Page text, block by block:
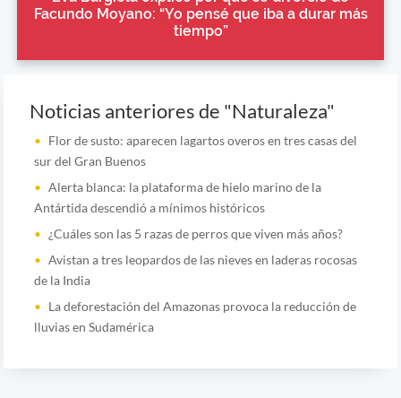
Facundo Moyano: “Yo pensé que iba a durar más
tiempo”
Noticias anteriores de "Naturaleza"
Flor de susto: aparecen lagartos overos en tres casas del
sur del Gran Buenos
Alerta blanca: la plataforma de hielo marino de la
Antártida descendió a mínimos históricos
¿Cuáles son las 5 razas de perros que viven más años?
Avistan a tres leopardos de las nieves en laderas rocosas
de la India
La deforestación del Amazonas provoca la reducción de
lluvias en Sudamérica